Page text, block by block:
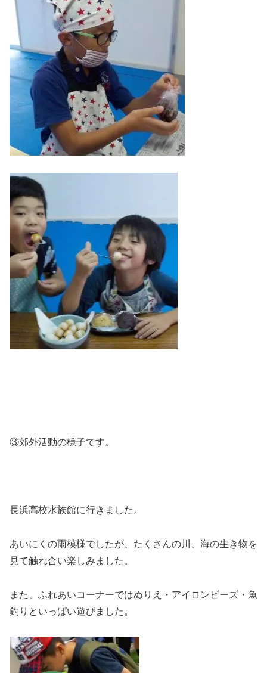
③郊外活動の様子です。
長浜高校水族館に行きました。
あいにくの雨模様でしたが、たくさんの川、海の生き物を
見て触れ合い楽しみました。
また、ふれあいコーナーではぬりえ・アイロンビーズ・魚
釣りといっぱい遊びました。